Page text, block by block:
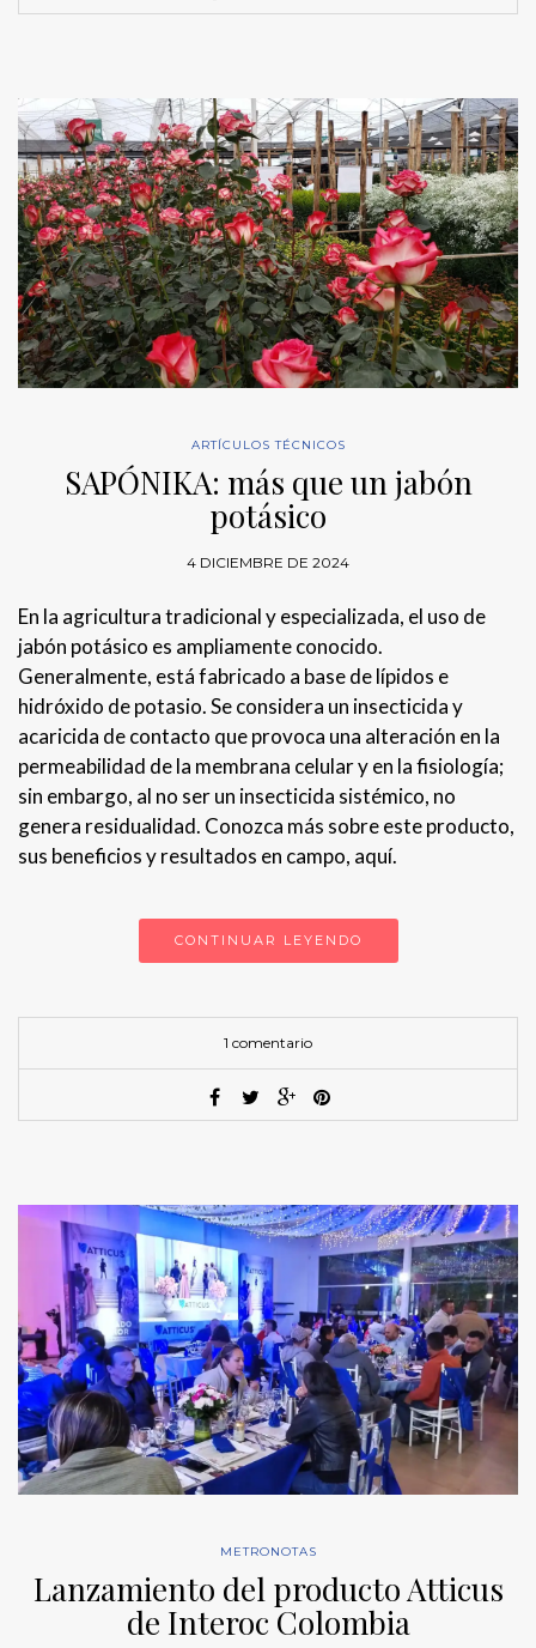
ARTÍCULOS TÉCNICOS
SAPÓNIKA: más que un jabón
potásico
4 DICIEMBRE DE 2024
En la agricultura tradicional y especializada, el uso de
jabón potásico es ampliamente conocido.
Generalmente, está fabricado a base de lípidos e
hidróxido de potasio. Se considera un insecticida y
acaricida de contacto que provoca una alteración en la
permeabilidad de la membrana celular y en la fisiología;
sin embargo, al no ser un insecticida sistémico, no
genera residualidad. Conozca más sobre este producto,
sus beneficios y resultados en campo, aquí.
CONTINUAR LEYENDO
1 comentario
METRONOTAS
Lanzamiento del producto Atticus
de Interoc Colombia